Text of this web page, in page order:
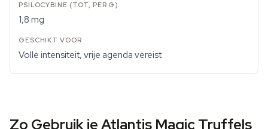
1,8 mg
Volle intensiteit, vrije agenda vereist
Zo Gebruik je Atlantis Magic Truffels